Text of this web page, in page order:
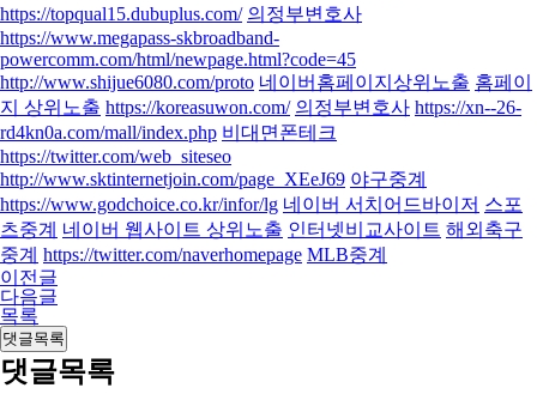
https://topqual15.dubuplus.com/ 의정부변호사
https://www.megapass-skbroadband-
powercomm.com/html/newpage.html?code=45
http://www.shijue6080.com/proto 네이버홈페이지상위노출 홈페이
지 상위노출 https://koreasuwon.com/ 의정부변호사 https://xn--26-
rd4kn0a.com/mall/index.php 비대면폰테크
https://twitter.com/web_siteseo
http://www.sktinternetjoin.com/page_XEeJ69 야구중계
https://www.godchoice.co.kr/infor/lg 네이버 서치어드바이저 스포
츠중계 네이버 웹사이트 상위노출 인터넷비교사이트 해외축구
중계 https://twitter.com/naverhomepage MLB중계
이전글
다음글
목록
댓글목록
댓글목록